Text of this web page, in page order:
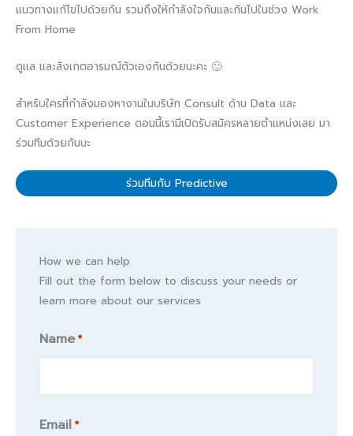
แนวทางแก้ไขไปด้วยกัน รวมถึงให้กำลังใจกันและกันไปในช่วง Work
From Home
ดูแล และสังเกตอารมณ์ตัวเองกันด้วยนะคะ 🙂
สำหรับใครที่กำลังมองหางานในบริษัท Consult ด้าน Data และ
Customer Experience ตอนนี้เรามีเปิดรับสมัครหลายตำแหน่งเลย มา
ร่วมทีมด้วยกันนะ
ร่วมทีมกับ Predictive
How we can help
Fill out the form below to discuss your needs or
learn more about our services
Name *
Name
Email *